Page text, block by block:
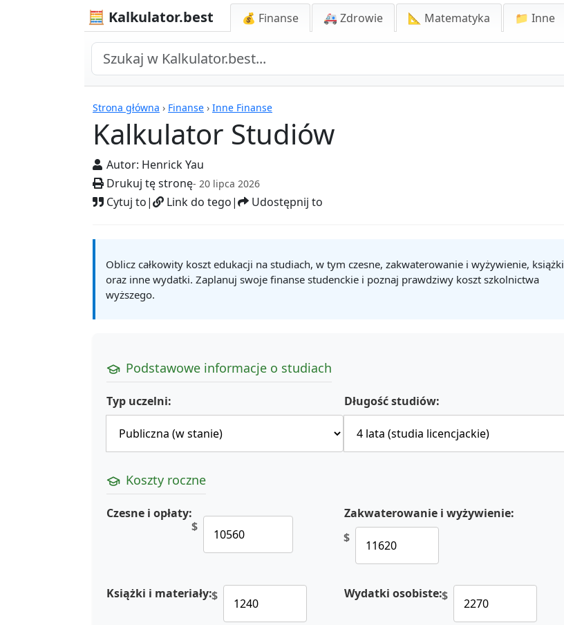
🧮 Kalkulator.best 💰 Finanse 🚑 Zdrowie 📐 Matematyka 📁 Inne
Strona główna › Finanse › Inne Finanse
Kalkulator Studiów
Autor: Henrick Yau
Drukuj tę stronę- 20 lipca 2026
Cytuj to| Link do tego| Udostępnij to
Kalkulatory
Oblicz całkowity koszt edukacji na studiach, w tym czesne, zakwaterowanie i wyżywienie, książki
oraz inne wydatki. Zaplanuj swoje finanse studenckie i poznaj prawdziwy koszt szkolnictwa
wyższego.
Podstawowe informacje o studiach
Typ uczelni: Długość studiów:
Koszty roczne
Czesne i opłaty:
$
Zakwaterowanie i wyżywienie:
$
Książki i materiały:$ Wydatki osobiste:$